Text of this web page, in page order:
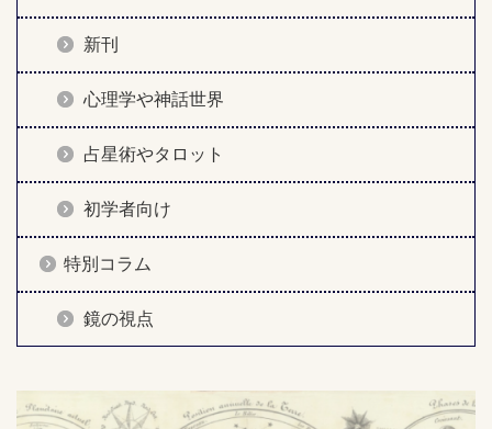
新刊
心理学や神話世界
占星術やタロット
初学者向け
特別コラム
鏡の視点